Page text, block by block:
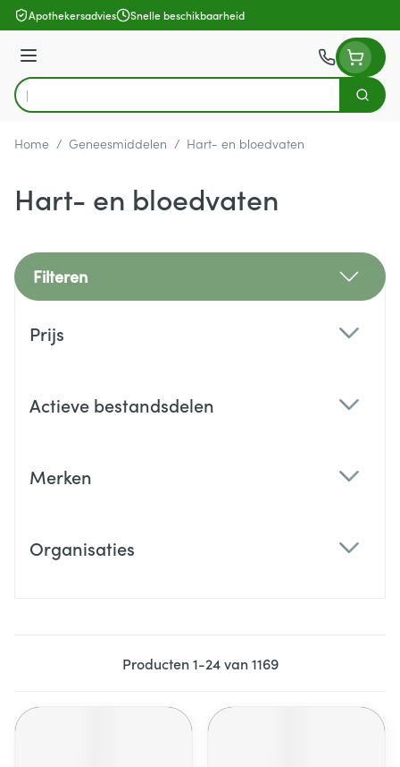
Ga naar de inhoud
Apothekersadvies Snelle beschikbaarheid
Menu
Product, merk, categorie...
Zoek
Home / Geneesmiddelen / Hart- en bloedvaten
Hart- en bloedvaten
Filteren
Prijs
Actieve bestandsdelen
Merken
Organisaties
Producten1-24van1169